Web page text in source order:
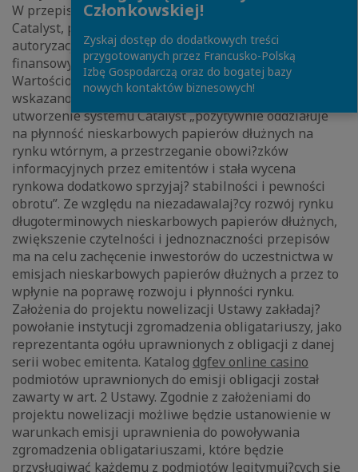
W przepisach projektu starano się uregulować system
Catalyst, powstały w 2009 r., będ?cy systemem
autoryzacji i obrotu dłużnymi instrumentami
finansowymi, prowadzony przez Giełdę Papierów
Wartościowych w Warszawie SA oraz BondSpot SA. Jak
wskazano w założeniach do projektu Ustawy,
utworzenie systemu Catalyst „pozytywnie oddziałuje
na płynność nieskarbowych papierów dłużnych na
rynku wtórnym, a przestrzeganie obowi?zków
informacyjnych przez emitentów i stała wycena
rynkowa dodatkowo sprzyjaj? stabilności i pewności
obrotu”. Ze względu na niezadawalaj?cy rozwój rynku
długoterminowych nieskarbowych papierów dłużnych,
zwiększenie czytelności i jednoznaczności przepisów
ma na celu zachęcenie inwestorów do uczestnictwa w
emisjach nieskarbowych papierów dłużnych a przez to
wpłynie na poprawę rozwoju i płynności rynku.
Założenia do projektu nowelizacji Ustawy zakładaj?
powołanie instytucji zgromadzenia obligatariuszy, jako
reprezentanta ogółu uprawnionych z obligacji z danej
serii wobec emitenta. Katalog dgfev online casino
podmiotów uprawnionych do emisji obligacji został
zawarty w art. 2 Ustawy. Zgodnie z założeniami do
projektu nowelizacji możliwe będzie ustanowienie w
warunkach emisji uprawnienia do powoływania
zgromadzenia obligatariuszami, które będzie
przysługiwać każdemu z podmiotów legitymuj?cych się
Członkowskiej!
Zyskaj dostęp do dodatkowych treści
przygotowanych przez Francusko-Polską
Izbę Gospodarczą oraz do bogatej bazy
nowych kontaktów biznesowych!